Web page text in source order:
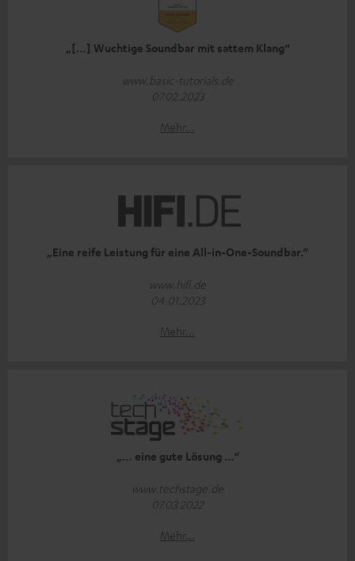
„[…] Wuchtige Soundbar mit sattem Klang“
www.basic-tutorials.de
07.02.2023
Mehr...
„Eine reife Leistung für eine All-in-One-Soundbar.“
www.hifi.de
04.01.2023
Mehr...
„… eine gute Lösung …“
www.techstage.de
07.03.2022
Mehr...